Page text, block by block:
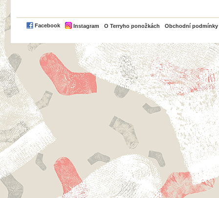
Facebook Instagram O Terryho ponožkách Obchodní podmínky
PayPal